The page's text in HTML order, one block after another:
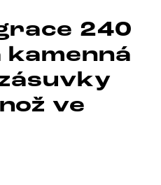
240
kamenná
ve